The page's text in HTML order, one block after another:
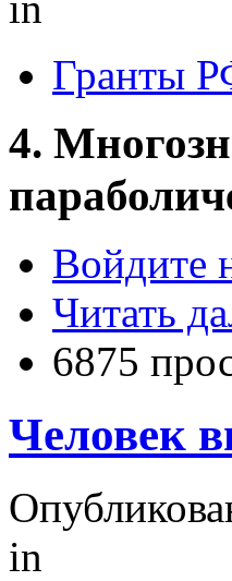
Гранты
4.
Войдите
Читать
6875
Человек
in